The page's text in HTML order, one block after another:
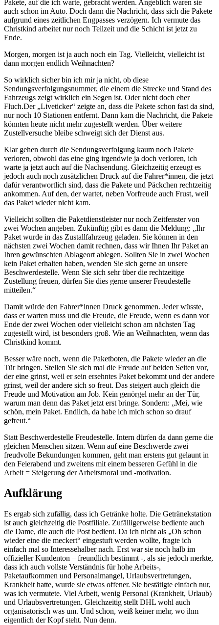
Pakete, auf die ich warte, gebracht werden. Angeblich waren sie
auch schon im Auto. Doch dann die Nachricht, dass sich die Pakete
aufgrund eines zeitlichen Engpasses verzögern. Ich vermute das
Christkind arbeitet nur noch Teilzeit und die Schicht ist jetzt zu
Ende.
Morgen, morgen ist ja auch noch ein Tag. Vielleicht, vielleicht ist
dann morgen endlich Weihnachten?
So wirklich sicher bin ich mir ja nicht, ob diese
Sendungsverfolgungsnummer, die einem die Strecke und Stand des
Fahrzeugs zeigt wirklich ein Segen ist. Oder nicht doch eher
Fluch.Der „Liveticker“ zeigte an, dass die Pakete schon fast da sind,
nur noch 10 Stationen entfernt. Dann kam die Nachricht, die Pakete
könnten heute nicht mehr zugestellt werden. Über weitere
Zustellversuche bleibe schweigt sich der Dienst aus.
Klar gehen durch die Sendungsverfolgung kaum noch Pakete
verloren, obwohl das eine ging irgendwie ja doch verloren, ich
warte ja jetzt auch auf die Nachsendung. Gleichzeitig erzeugt es
jedoch auch noch zusätzlichen Druck auf die Fahrer*innen, die jetzt
dafür verantwortlich sind, dass die Pakete und Päckchen rechtzeitig
ankommen. Auf den, der wartet, neben Vorfreude auch Frust, weil
das Paket wieder nicht kam.
Vielleicht sollten die Paketdienstleister nur noch Zeitfenster von
zwei Wochen angeben. Zukünftig gibt es dann die Meldung: „Ihr
Paket wurde in das Zustallfahrzeug geladen. Sie können in den
nächsten zwei Wochen damit rechnen, dass wir Ihnen Ihr Paket an
Ihren gewünschten Ablageort ablegen. Sollten Sie in zwei Wochen
kein Paket erhalten haben, wenden Sie sich gerne an unsere
Beschwerdestelle. Wenn Sie sich sehr über die rechtzeitige
Zustellung freuen, dürfen Sie dies gerne unserer Freudestelle
mitteilen.“
Damit würde den Fahrer*innen Druck genommen. Jeder wüsste,
dass er warten muss und die Freude, die Freude, wenn es dann vor
Ende der zwei Wochen oder vielleicht schon am nächsten Tag
zugestellt wird, ist besonders groß. Wie an Weihnachten, wenn das
Christkind kommt.
Besser wäre noch, wenn die Paketboten, die Pakete wieder an die
Tür bringen. Stellen Sie sich mal die Freude auf beiden Seiten vor,
der eine grinst, weil er sein ersehntes Paket bekommt und der andere
grinst, weil der andere sich so freut. Das steigert auch gleich die
Freude und Motivation am Job. Kein genörgel mehr an der Tür,
warum man denn das Paket jetzt erst bringe. Sondern: „Mei, wie
schön, mein Paket. Endlich, da habe ich mich schon so drauf
gefreut.“
Statt Beschwerdestelle Freudestelle. Intern dürfen da dann gerne die
gleichen Menschen sitzen. Wenn auf eine Beschwerde zwei
freudvolle Bekundungen kommen, geht man erstens gut gelaunt in
den Feierabend und zweitens mit einem besseren Gefühl in die
Arbeit = Steigerung der Arbeitsmoral und -motivation.
Aufklärung
Es ergab sich zufällig, dass ich Getränke holte. Die Getränekstation
ist auch gleichzeitig die Postfiliale. Zufälligerweise bediente auch
die Dame, die auch die Post bedient. Da ich nicht als „Oh schon
wieder eine die meckert“ eingestuft werden wollte, fragte ich
einfach mal so Interessehalber nach. Erst war sie noch halb im
offizieller Kundenton – freundlich bestimmt -, als sie jedoch merkte,
dass ich auch vollste Verständnis für hohe Arbeits-,
Paketaufkommen und Personalmangel, Urlaubsvertretungen,
Krankheit hatte, wurde sie etwas offener. Sie bestätigte einfach nur,
was ich vermutete. Viel Arbeit, wenig Personal (Krankheit, Urlaub)
und Urlaubsvertretungen. Gleichzeitig stellt DHL wohl auch
organisatorisch was um. Und schon, weiß keiner mehr, wo ihm
eigentlich der Kopf steht. Nun denn.